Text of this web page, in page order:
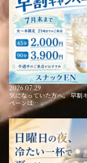
2026.07.29
気になっていた方へ。 早割
ペーンは…